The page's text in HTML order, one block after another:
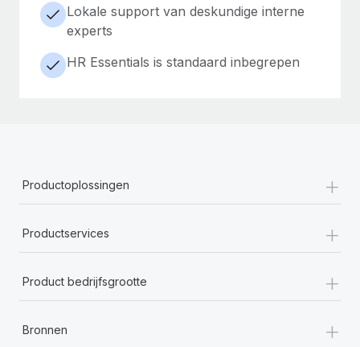
Lokale support van deskundige interne
experts
HR Essentials is standaard inbegrepen
Productoplossingen +
Productservices +
Product bedrijfsgrootte +
Bronnen +